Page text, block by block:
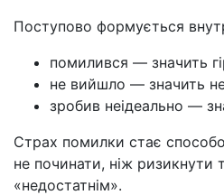
Поступово формується
помилився — значить
не вийшло — значить
зробив неідеально —
Страх помилки стає
не починати, ніж ризикнути
«недостатнім».